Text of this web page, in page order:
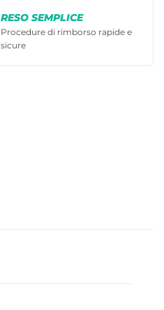
RESO SEMPLICE
Procedure di rimborso rapide e
sicure